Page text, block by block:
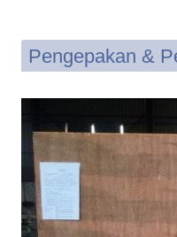
Pengepakan &